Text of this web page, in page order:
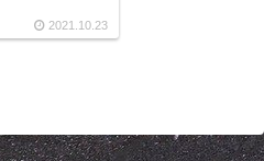
2021.10.23